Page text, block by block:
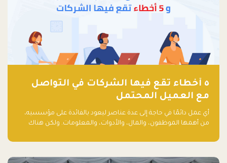
٥ أخطاء تقع فيها الشركات في التواصل
مع العميل المحتمل
أي عمل دائمًا في حاجة إلى عدة عناصر ليعود بالفائدة على مؤسسيه،
من أهمها الموظفون، والمال، والأدوات، والمعلومات. ولكن هناك
أساسه ذلك العمل.